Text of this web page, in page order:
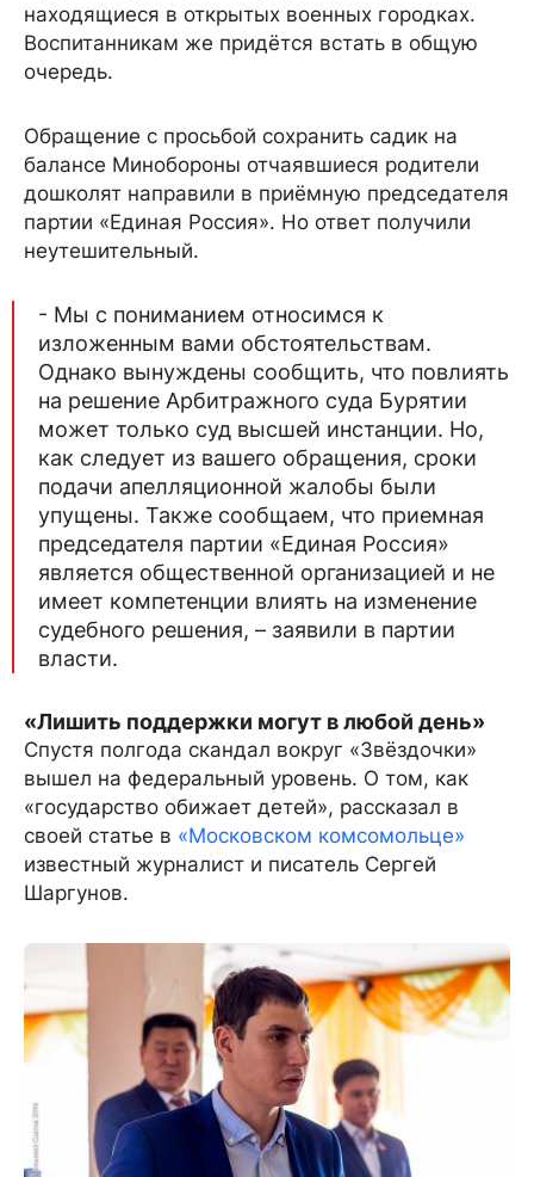
находящиеся в открытых военных городках.
Воспитанникам же придётся встать в общую
очередь.
Обращение с просьбой сохранить садик на
балансе Минобороны отчаявшиеся родители
дошколят направили в приёмную председателя
партии «Единая Россия». Но ответ получили
неутешительный.
- Мы с пониманием относимся к
изложенным вами обстоятельствам.
Однако вынуждены сообщить, что повлиять
на решение Арбитражного суда Бурятии
может только суд высшей инстанции. Но,
как следует из вашего обращения, сроки
подачи апелляционной жалобы были
упущены. Также сообщаем, что приемная
председателя партии «Единая Россия»
является общественной организацией и не
имеет компетенции влиять на изменение
судебного решения, – заявили в партии
власти.
«Лишить поддержки могут в любой день»
Спустя полгода скандал вокруг «Звёздочки»
вышел на федеральный уровень. О том, как
«государство обижает детей», рассказал в
своей статье в «Московском комсомольце»
известный журналист и писатель Сергей
Шаргунов.